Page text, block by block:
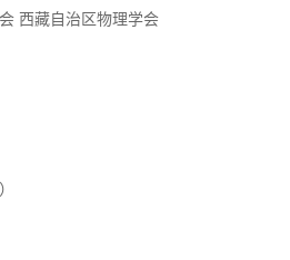
西藏自治区物理学会